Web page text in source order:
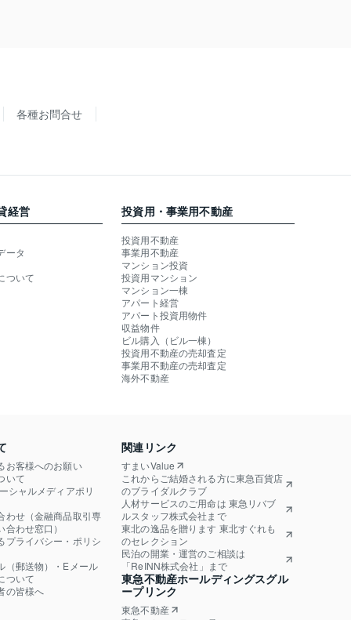
各種お問合せ
経営
ータ
ついて
投資用・事業用不動産
投資用不動産
事業用不動産
マンション投資
投資用マンション
マンション一棟
アパート経営
アパート投資用物件
収益物件
ビル購入（ビル一棟）
投資用不動産の売却査定
事業用不動産の売却査定
海外不動産
お客様へのお願い
いて
シャルメディアポリ
わせ（金融商品取引専
わせ窓口）
プライバシー・ポリシ
（郵送物）・Eメール
ついて
の皆様へ
関連リンク
すまいValue
これからご結婚される方に東急百貨店
のブライダルクラブ
人材サービスのご用命は 東急リバブ
ルスタッフ株式会社まで
東北の逸品を贈ります 東北すぐれも
のセレクション
民泊の開業・運営のご相談は
「ReINN株式会社」まで
東急不動産ホールディングスグル
ープリンク
東急不動産